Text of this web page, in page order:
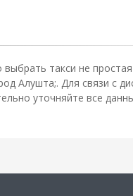
такси не
Алушта;. Для связи с
уточняйте все